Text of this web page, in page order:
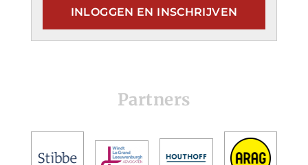
INLOGGEN EN INSCHRIJVEN
Partners